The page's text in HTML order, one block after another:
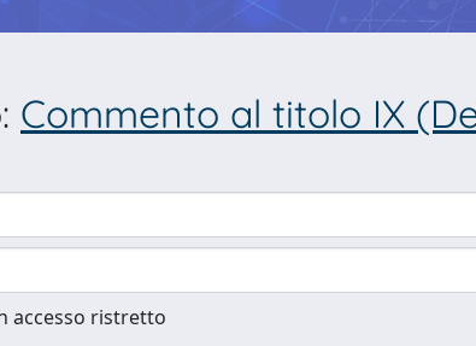
Commento al titolo IX
accesso ristretto